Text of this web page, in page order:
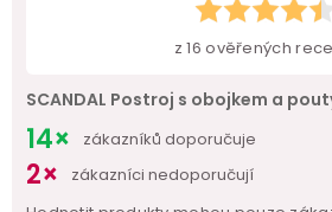
z16 ověřených
SCANDAL Postroj s obojkem a
14× zákazníků doporučuje
2×
zákazníci nedoporučují